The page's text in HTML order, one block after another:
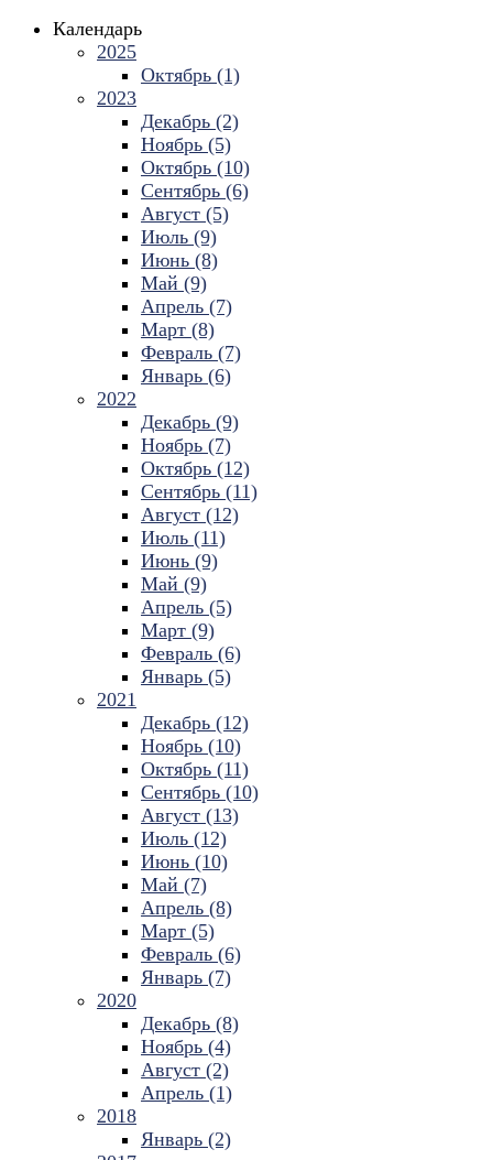
Календарь
2025
Октябрь (1)
2023
Декабрь (2)
Ноябрь (5)
Октябрь (10)
Сентябрь (6)
Август (5)
Июль (9)
Июнь (8)
Май (9)
Апрель (7)
Март (8)
Февраль (7)
Январь (6)
2022
Декабрь (9)
Ноябрь (7)
Октябрь (12)
Сентябрь (11)
Август (12)
Июль (11)
Июнь (9)
Май (9)
Апрель (5)
Март (9)
Февраль (6)
Январь (5)
2021
Декабрь (12)
Ноябрь (10)
Октябрь (11)
Сентябрь (10)
Август (13)
Июль (12)
Июнь (10)
Май (7)
Апрель (8)
Март (5)
Февраль (6)
Январь (7)
2020
Декабрь (8)
Ноябрь (4)
Август (2)
Апрель (1)
2018
Январь (2)